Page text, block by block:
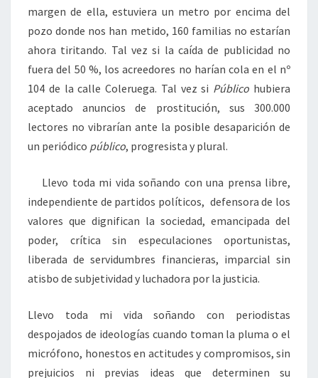
margen de ella, estuviera un metro por encima del
pozo donde nos han metido, 160 familias no estarían
ahora tiritando. Tal vez si la caída de publicidad no
fuera del 50 %, los acreedores no harían cola en el nº
104 de la calle Coleruega. Tal vez si Público hubiera
aceptado anuncios de prostitución, sus 300.000
lectores no vibrarían ante la posible desaparición de
un periódico público, progresista y plural.
Llevo toda mi vida soñando con una prensa libre,
independiente de partidos políticos, defensora de los
valores que dignifican la sociedad, emancipada del
poder, crítica sin especulaciones oportunistas,
liberada de servidumbres financieras, imparcial sin
atisbo de subjetividad y luchadora por la justicia.
Llevo toda mi vida soñando con periodistas
despojados de ideologías cuando toman la pluma o el
micrófono, honestos en actitudes y compromisos, sin
prejuicios ni previas ideas que determinen su